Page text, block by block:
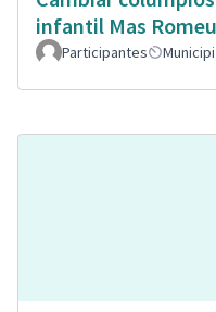
infantil Mas Romeu
Participantes Municipi